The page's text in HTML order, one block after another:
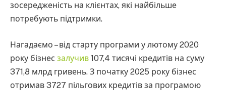
зосередженість на клієнтах, які найбільше
потребують підтримки.
Нагадаємо – від старту програми у лютому 2020
року бізнес залучив 107,4 тисячі кредитів на суму
371,8 млрд гривень. З початку 2025 року бізнес
отримав 3727 пільгових кредитів за програмою